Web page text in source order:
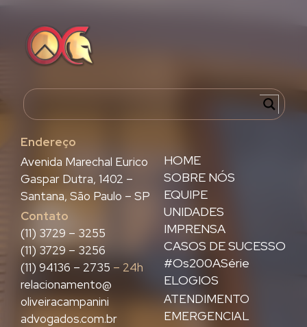
Endereço
HOME
SOBRE NÓS
EQUIPE
UNIDADES
IMPRENSA
CASOS DE SUCESSO
#Os200ASérie
ELOGIOS
ATENDIMENTO
EMERGENCIAL
Avenida Marechal Eurico
Gaspar Dutra, 1402 –
Santana, São Paulo – SP
Contato
(11) 3729 – 3255
(11) 3729 – 3256
(11) 94136 – 2735 – 24h
relacionamento@
oliveiracampanini
advogados.com.br